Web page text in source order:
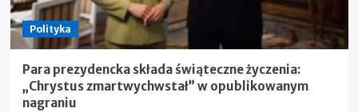
Polityka
Para prezydencka składa świąteczne życzenia:
„Chrystus zmartwychwstał” w opublikowanym
nagraniu